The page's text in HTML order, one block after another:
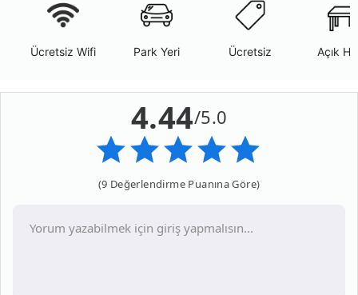
Ücretsiz Wifi Park Yeri Ücretsiz Açık
4.44/5.0
(9 Değerlendirme Puanına Göre)